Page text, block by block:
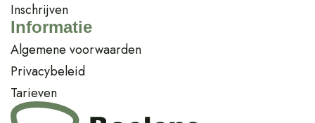
Inschrijven
Informatie
Algemene voorwaarden
Privacybeleid
Tarieven